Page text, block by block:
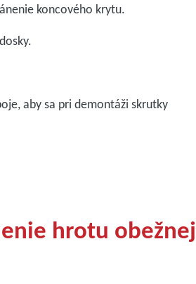
koncového krytu.
aby sa pri demontáži skrutky
hrotu obežnej